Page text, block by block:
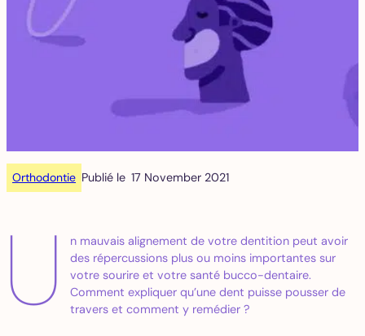
Orthodontie Publié le 17 November 2021
U
n mauvais alignement de votre dentition peut avoir
des répercussions plus ou moins importantes sur
votre sourire et votre santé bucco-dentaire.
Comment expliquer qu’une dent puisse pousser de
travers et comment y remédier ?